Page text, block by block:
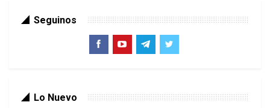
“arremetida injerencista”, violando el derecho
internacional y la soberanía nacional. Los cuerpos
militares sostienen que mantendrán su lealtad y
Además, la FANB y otros componentes militares
Seguinos
Lo Nuevo